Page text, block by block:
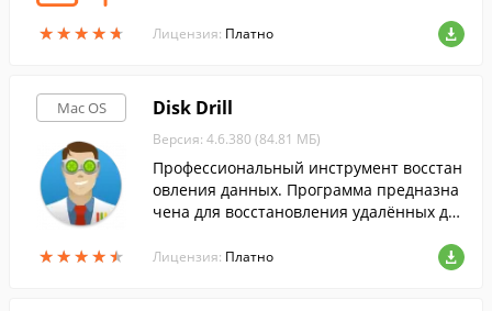
★★★★★
★★★★★
лько изображений на одном листе бумаг
Лицензия: Платно
Mac OS
★★★★★
★★★★★
Disk Drill
Версия: 4.6.380 (84.81 МБ)
Профессиональный инструмент восстан
овления данных. Программа предназна
чена для восстановления удалённых да
SSD-дисках.
Лицензия: Платно